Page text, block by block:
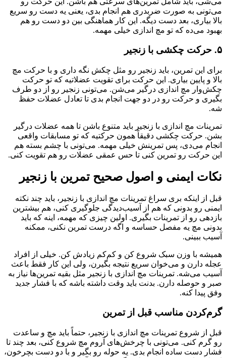
می‌تونی به صورت ضربدری هم انجام بدی، یعنی یه دست رو سریع
بالا بیاری، بعد دست دیگه. این کار هماهنگی بین دو دست رو هم
بهبود می‌ده که تو مچ اندازی خیلی مهمه.
۵. حرکت چکشی با زنجیر
برای این تمرین، باید زنجیر رو مثل چکش نگه داری و با حرکت مچ
بالا و پایین بیاری. این حرکت برای تقویت عضلاتیه که تو حرکت
چکش‌وار مچ اندازی درگیر می‌شن. می‌تونی زنجیر رو از دو طرف
بگیری و حرکت رو در دو جهت انجام بدی تا تعادل عضلات حفظ
شه.
تمرینات مچ اندازی با زنجیر باید متنوع باشن تا همه عضلات درگیر
بشن. حرکت چکشی دقیقاً همون حرکتیه که تو مسابقات واقعی
انجام می‌دی، پس تمرینش خیلی مهمه. می‌تونی با چشم بسته هم
این حرکت رو تمرین کنی تا حس عمقی عضلات رو هم تقویت کنی.
نکات ایمنی و اصول صحیح تمرین با زنجیر
قبل از اینکه بری سراغ تمرینات مچ اندازی با زنجیر، باید چند نکته
ایمنی رو بدونی که هم از آسیب‌دیدگی جلوگیری کنی، هم بیشترین
بازدهی رو از تمرینات بگیری. اولین چیزی که مهمه، اینه که باید
بدونی مچ یه مفصل حساسه و اگه درست تمرین نکنی، ممکنه
آسیب ببینی.
همیشه با وزن سبک شروع کن و کم‌کم زیادش کن. خیلی از افراد
عجله دارن و می‌خوان سریع نتیجه بگیرن، ولی این کار فقط باعث
آسیب می‌شه. تمرینات مچ اندازی با زنجیر مثل بقیه تمرین‌ها نیاز به
صبر و حوصله دارن. بدنت باید وقت داشته باشه که با فشار جدید
وفق پیدا کنه.
گرم‌کردن مناسب قبل از تمرین
قبل از شروع تمرینات مچ اندازی با زنجیر، حتماً باید مچ و ساعدت
رو گرم کنی. می‌تونی با چرخش‌های آروم مچ شروع کنی، بعد چند تا
فشار دست ساده انجام بدی. یه حوله رو بگیر و با دو دست بچرخون،